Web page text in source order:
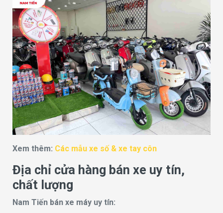
Xem thêm: Các mẫu xe số & xe tay côn
Địa chỉ cửa hàng bán xe uy tín,
chất lượng
Nam Tiến bán xe máy uy tín: